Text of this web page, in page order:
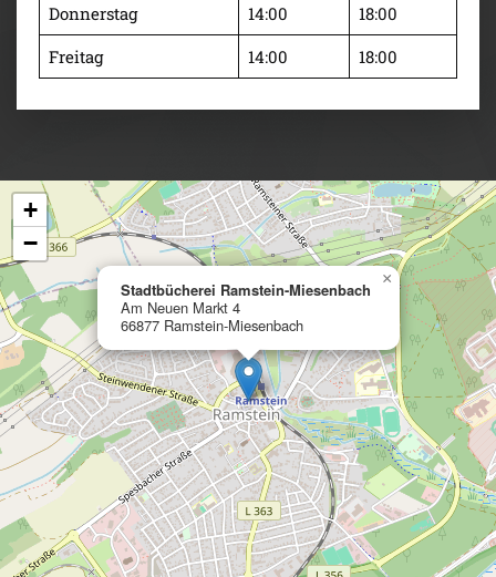
Donnerstag
14:00
18:00
Freitag
14:00 18:00
Stadtbücherei Ramstein-Miesenbach
Am Neuen Markt 4
66877 Ramstein-Miesenbach
×
+
−